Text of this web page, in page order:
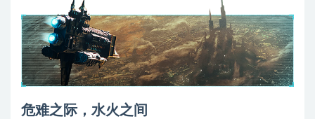
危难之际，水火之间